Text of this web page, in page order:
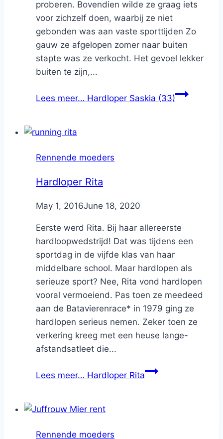
proberen. Bovendien wilde ze graag iets
voor zichzelf doen, waarbij ze niet
gebonden was aan vaste sporttijden Zo
gauw ze afgelopen zomer naar buiten
stapte was ze verkocht. Het gevoel lekker
buiten te zijn,...
Lees meer… Hardloper Saskia (33)
Rennende moeders
Hardloper Rita
ByNicole
May 1, 2016June 18, 2020
Eerste werd Rita. Bij haar allereerste
hardloopwedstrijd! Dat was tijdens een
sportdag in de vijfde klas van haar
middelbare school. Maar hardlopen als
serieuze sport? Nee, Rita vond hardlopen
vooral vermoeiend. Pas toen ze meedeed
aan de Batavierenrace* in 1979 ging ze
hardlopen serieus nemen. Zeker toen ze
verkering kreeg met een heuse lange-
afstandsatleet die...
Lees meer… Hardloper Rita
Rennende moeders